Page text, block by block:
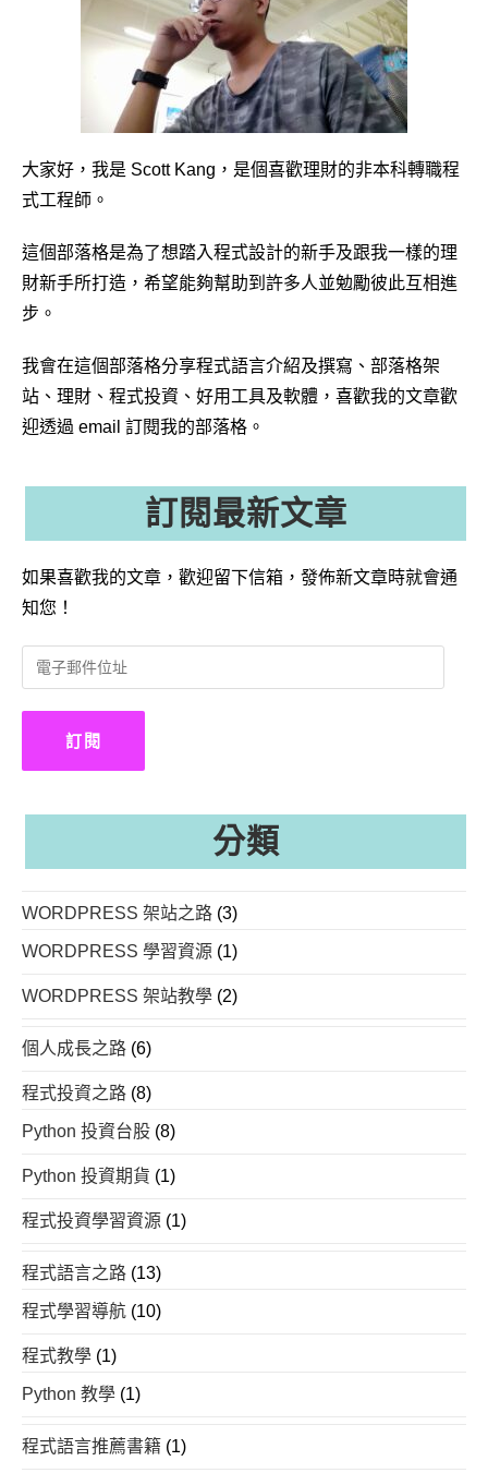
大家好，我是 Scott Kang，是個喜歡理財的非本科轉職程
式工程師。
這個部落格是為了想踏入程式設計的新手及跟我一樣的理
財新手所打造，希望能夠幫助到許多人並勉勵彼此互相進
步。
我會在這個部落格分享程式語言介紹及撰寫、部落格架
站、理財、程式投資、好用工具及軟體，喜歡我的文章歡
迎透過 email 訂閱我的部落格。
訂閱最新文章
如果喜歡我的文章，歡迎留下信箱，發佈新文章時就會通
知您！
子
郵
位
訂閱
分類
WORDPRESS 架站之路 (3)
WORDPRESS 學習資源 (1)
WORDPRESS 架站教學 (2)
個人成長之路 (6)
程式投資之路 (8)
Python 投資台股 (8)
Python 投資期貨 (1)
程式投資學習資源 (1)
程式語言之路 (13)
程式學習導航 (10)
程式教學 (1)
Python 教學 (1)
程式語言推薦書籍 (1)